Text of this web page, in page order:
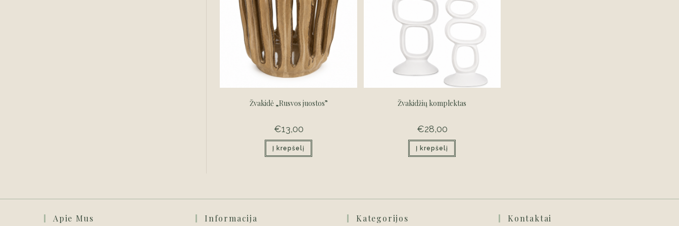
product
page
Žvakidė „Rusvos juostos”
€13,00
Į krepšelį
Žvakidžių komplektas
€28,00
Į krepšelį
Apie Mus Informacija Kategorijos Kontaktai